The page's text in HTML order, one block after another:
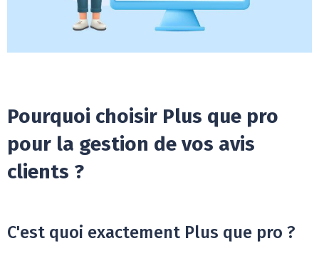
Pourquoi choisir Plus que pro
pour la gestion de vos avis
clients ?
C'est quoi exactement Plus que pro ?